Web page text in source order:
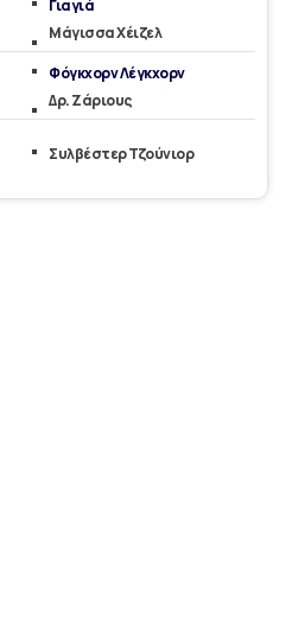
Γιαγιά
Μάγισσα Χέιζελ
Φόγκχορν Λέγκχορν
Δρ. Ζάριους
Συλβέστερ Τζούνιορ